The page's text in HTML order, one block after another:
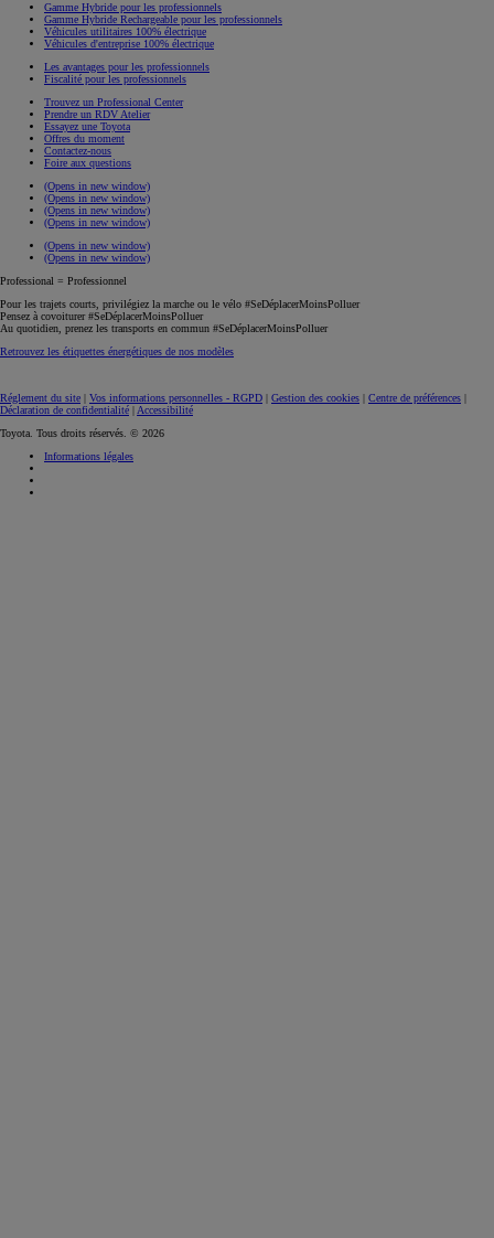
Gamme Hybride pour les professionnels
Gamme Hybride Rechargeable pour les professionnels
Véhicules utilitaires 100% électrique
Véhicules d'entreprise 100% électrique
Les avantages pour les professionnels
Fiscalité pour les professionnels
Trouvez un Professional Center
Prendre un RDV Atelier
Essayez une Toyota
Offres du moment
Contactez-nous
Foire aux questions
(Opens in new window)
(Opens in new window)
(Opens in new window)
(Opens in new window)
(Opens in new window)
(Opens in new window)
Professional = Professionnel
Pour les trajets courts, privilégiez la marche ou le vélo #SeDéplacerMoinsPolluer
Pensez à covoiturer #SeDéplacerMoinsPolluer
Au quotidien, prenez les transports en commun #SeDéplacerMoinsPolluer
Retrouvez les étiquettes énergétiques de nos modèles
Réglement du site | Vos informations personnelles - RGPD | Gestion des cookies | Centre de préférences |
Déclaration de confidentialité | Accessibilité
Toyota. Tous droits réservés. © 2026
Informations légales